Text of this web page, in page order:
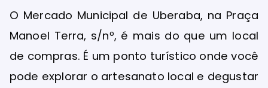
O Mercado Municipal de Uberaba, na Praça
Manoel Terra, s/nº, é mais do que um local
de compras. É um ponto turístico onde você
pode explorar o artesanato local e degustar